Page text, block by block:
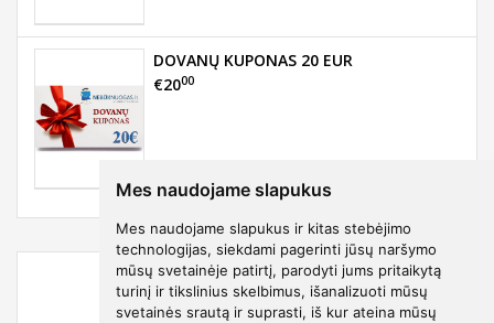
Mes naudojame slapukus
Mes naudojame slapukus ir kitas stebėjimo
technologijas, siekdami pagerinti jūsų naršymo
mūsų svetainėje patirtį, parodyti jums pritaikytą
turinį ir tikslinius skelbimus, išanalizuoti mūsų
svetainės srautą ir suprasti, iš kur ateina mūsų
DOVANŲ KUPONAS 20 EUR
€2000